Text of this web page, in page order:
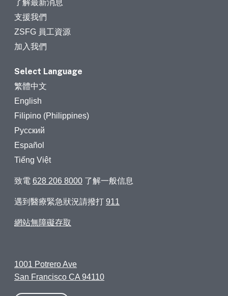
了解最新消息
支援我們
ZSFG 員工資源
加入我們
Select Language
繁體中文
English
Filipino (Philippines)
Русский
Español
Tiếng Việt
致電 628 206 8000 了解一般信息
遇到醫療緊急狀況請撥打 911
網站無障礙存取
1001 Potrero Ave
San Francisco CA 94110